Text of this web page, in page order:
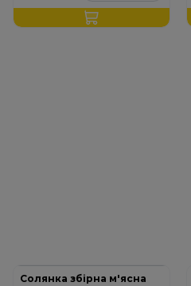
Солянка збірна м'ясна